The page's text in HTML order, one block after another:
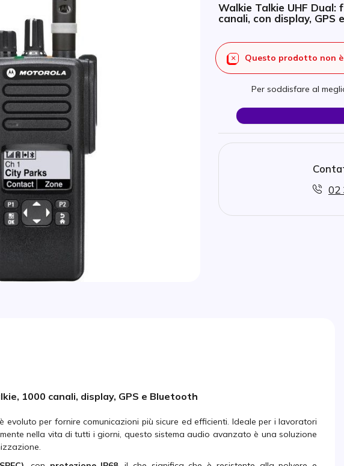
Walkie Talkie UHF
canali, con display, GPS
Questo prodotto non
Per soddisfare al
02
1000 canali, display, GPS e Bluetooth
evoluto per fornire comunicazioni più sicure ed efficienti. Ideale per i lavoratori
nella vita di tutti i giorni, questo sistema audio avanzato è una soluzione